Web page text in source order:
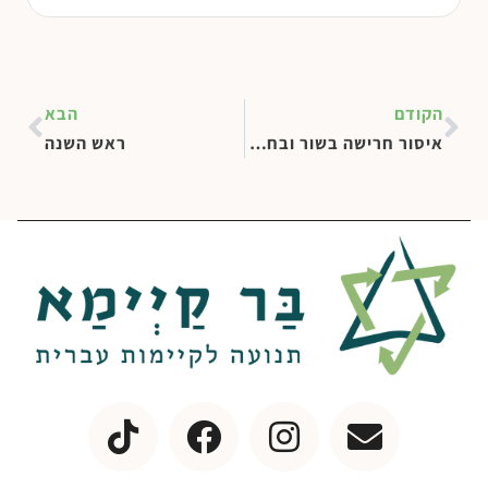
הקודם
איסור חרישה בשור ובחמור
הבא
ראש השנה